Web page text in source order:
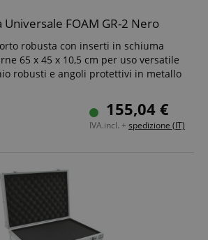
Universale FOAM GR-2 Nero
robusta con inserti in schiuma
65 x 45 x 10,5 cm per uso versatile
robusti e angoli protettivi in metallo
due chiusure butterfly
grazie alla maniglia ergonomica
sensibili, accessori ed155,04 €
IVA.incl. + spedizione (IT)
Policy